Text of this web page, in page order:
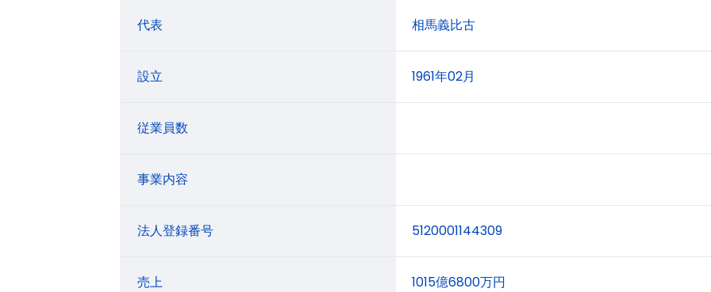
代表 相馬義比古
設立 1961年02月
従業員数
事業内容
法人登録番号 5120001144309
売上 1015億6800万円